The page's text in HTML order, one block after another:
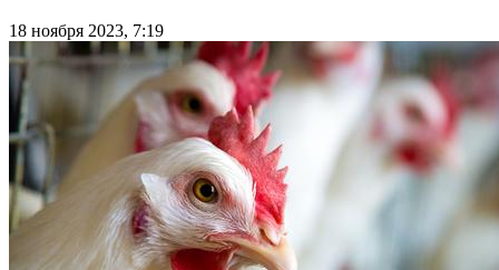
18 ноября 2023, 7:19